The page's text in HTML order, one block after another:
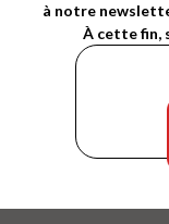
à notre
À cette fin,